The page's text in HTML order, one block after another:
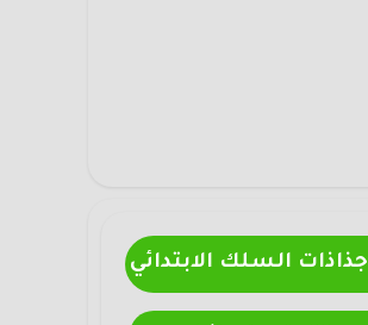
جذاذات السلك الابتدائي